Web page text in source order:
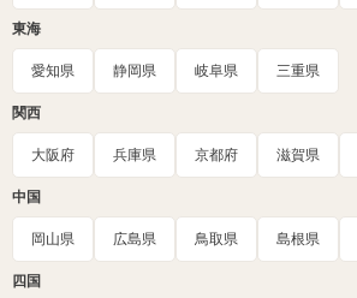
東海
愛知県 静岡県 岐阜県 三重県
関西
大阪府 兵庫県 京都府 滋賀県
中国
岡山県 広島県 鳥取県 島根県
四国